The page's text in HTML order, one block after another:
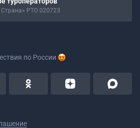
РТО 020723
по России